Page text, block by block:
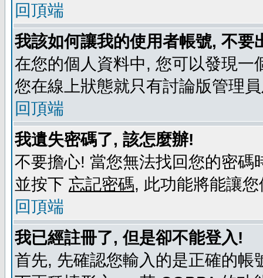
回頂端
我該如何讓我的使用者帳號, 不
在您的個人資料中, 您可以發現一
您在線上狀態就只有討論版管理
回頂端
我遺失密碼了, 該怎麼辦!
不要擔心! 當您無法找回您的密
並按下 忘記密碼, 此功能將能讓
回頂端
我已經註冊了, 但是卻不能登入!
首先, 先確認您輸入的是正確的